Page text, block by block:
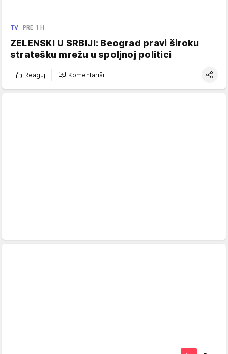
TV PRE 1 H
ZELENSKI U SRBIJI: Beograd pravi široku
stratešku mrežu u spoljnoj politici
Reaguj Komentariši